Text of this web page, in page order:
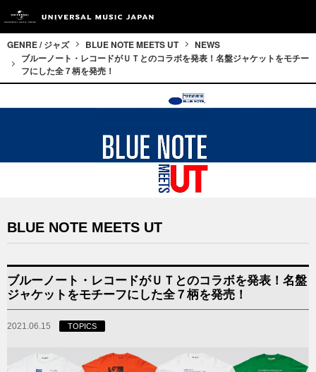
GENRE / ジャズ BLUE NOTE MEETS UT
NEWS
ブルーノート・レコードがＵＴとのコラボを発表！名盤ジャケットをモチー
フにした全７柄を発売！
BLUE NOTE MEETS UT
ブルーノート・レコードがＵＴとのコラボを発表！名盤
ジャケットをモチーフにした全７柄を発売！
2021.06.15 TOPICS